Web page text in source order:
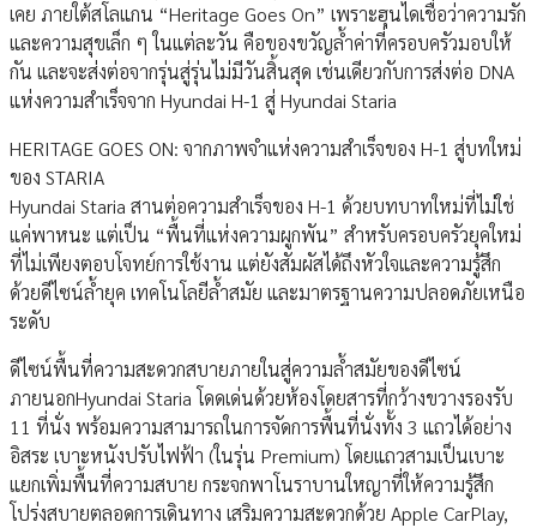
เคย ภายใต้สโลแกน “Heritage Goes On” เพราะฮุนไดเชื่อว่าความรัก
และความสุขเล็ก ๆ ในแต่ละวัน คือของขวัญล้ำค่าที่ครอบครัวมอบให้
กัน และจะส่งต่อจากรุ่นสู่รุ่นไม่มีวันสิ้นสุด เช่นเดียวกับการส่งต่อ DNA
แห่งความสำเร็จจาก Hyundai H-1 สู่ Hyundai Staria
HERITAGE GOES ON: จากภาพจำแห่งความสำเร็จของ H-1 สู่บทใหม่
ของ STARIA
Hyundai Staria สานต่อความสำเร็จของ H-1 ด้วยบทบาทใหม่ที่ไม่ใช่
แค่พาหนะ แต่เป็น “พื้นที่แห่งความผูกพัน” สำหรับครอบครัวยุคใหม่
ที่ไม่เพียงตอบโจทย์การใช้งาน แต่ยังสัมผัสได้ถึงหัวใจและความรู้สึก
ด้วยดีไซน์ล้ำยุค เทคโนโลยีล้ำสมัย และมาตรฐานความปลอดภัยเหนือ
ระดับ
ดีไซน์พื้นที่ความสะดวกสบายภายในสู่ความล้ำสมัยของดีไซน์
ภายนอกHyundai Staria โดดเด่นด้วยห้องโดยสารที่กว้างขวางรองรับ
11 ที่นั่ง พร้อมความสามารถในการจัดการพื้นที่นั่งทั้ง 3 แถวได้อย่าง
อิสระ เบาะหนังปรับไฟฟ้า (ในรุ่น Premium) โดยแถวสามเป็นเบาะ
แยกเพิ่มพื้นที่ความสบาย กระจกพาโนราบานใหญาที่ให้ความรู้สึก
โปร่งสบายตลอดการเดินทาง เสริมความสะดวกด้วย Apple CarPlay,